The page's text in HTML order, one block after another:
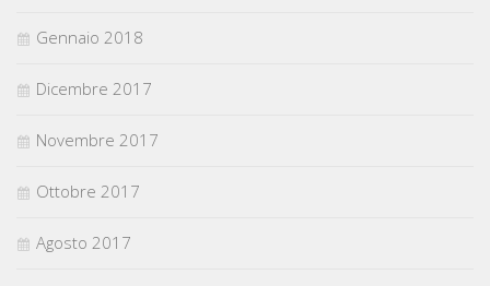
Gennaio 2018
Dicembre 2017
Novembre 2017
Ottobre 2017
Agosto 2017